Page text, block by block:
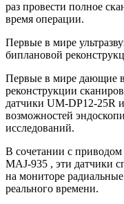
раз провести полное
время операции.
Первые в мире
биплановой
Первые в мире дающие
реконструкции
датчики UM-DP12-25R
возможностей
исследований.
В сочетании с приводом
MAJ-935 , эти датчики
на мониторе
реального времени.